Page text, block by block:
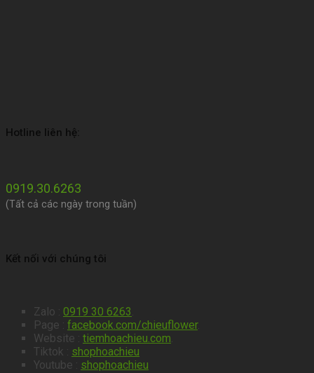
Hotline liên hệ:
0919.30.6263
(Tất cả các ngày trong tuần)
Kết nối với chúng tôi
Zalo : 0919 30 6263.
Page : facebook.com/chieuflower.
Website : tiemhoachieu.com.
Tiktok : shophoachieu
Youtube : shophoachieu